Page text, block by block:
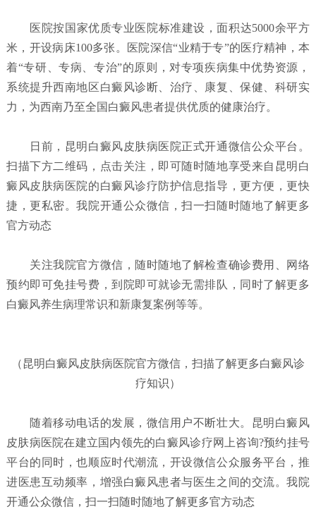
医院按国家优质专业医院标准建设，面积达5000余平方
米，开设病床100多张。医院深信“业精于专”的医疗精神，本
着“专研、专病、专治”的原则，对专项疾病集中优势资源，
系统提升西南地区白癜风诊断、治疗、康复、保健、科研实
力，为西南乃至全国白癜风患者提供优质的健康治疗。
日前，昆明白癜风皮肤病医院正式开通微信公众平台。
扫描下方二维码，点击关注，即可随时随地享受来自昆明白
癜风皮肤病医院的白癜风诊疗防护信息指导，更方便，更快
捷，更私密。我院开通公众微信，扫一扫随时随地了解更多
官方动态
关注我院官方微信，随时随地了解检查确诊费用、网络
预约即可免挂号费，到院即可就诊无需排队，同时了解更多
白癜风养生病理常识和新康复案例等等。
（昆明白癜风皮肤病医院官方微信，扫描了解更多白癜风诊
疗知识）
随着移动电话的发展，微信用户不断壮大。昆明白癜风
皮肤病医院在建立国内领先的白癜风诊疗网上咨询?预约挂号
平台的同时，也顺应时代潮流，开设微信公众服务平台，推
进医患互动频率，增强白癜风患者与医生之间的交流。我院
开通公众微信，扫一扫随时随地了解更多官方动态